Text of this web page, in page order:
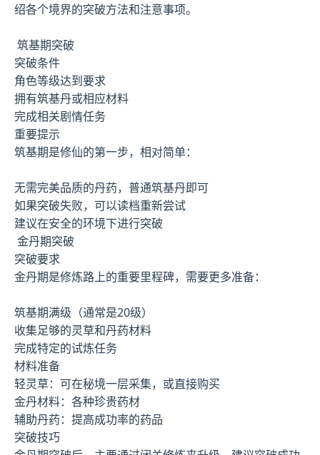
绍各个境界的突破方法和注意事项。
筑基期突破
突破条件
角色等级达到要求
拥有筑基丹或相应材料
完成相关剧情任务
重要提示
筑基期是修仙的第一步，相对简单：
无需完美品质的丹药，普通筑基丹即可
如果突破失败，可以读档重新尝试
建议在安全的环境下进行突破
金丹期突破
突破要求
金丹期是修炼路上的重要里程碑，需要更多准备：
筑基期满级（通常是20级）
收集足够的灵草和丹药材料
完成特定的试炼任务
材料准备
轻灵草：可在秘境一层采集，或直接购买
金丹材料：各种珍贵药材
辅助丹药：提高成功率的药品
突破技巧